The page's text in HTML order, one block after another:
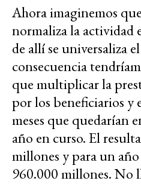
Ahora imaginemos
normaliza la actividad
de allí se universaliza
consecuencia
que multiplicar la
por los beneficiarios y
meses que quedarían
año en curso. El
millones y para un
960.000 millones. No